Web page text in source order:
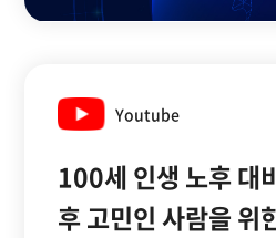
Youtube
100세 인생 노후 대
후 고민인 사람을 위